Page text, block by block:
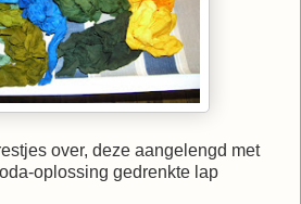
over, deze aangelengd met
oplossing gedrenkte lap